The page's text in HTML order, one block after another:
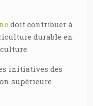
doit contribuer à
durable en
initiatives des
supérieure